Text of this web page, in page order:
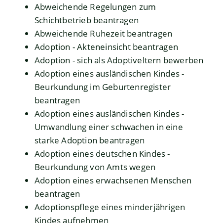
Abweichende Regelungen zum
Schichtbetrieb beantragen
Abweichende Ruhezeit beantragen
Adoption - Akteneinsicht beantragen
Adoption - sich als Adoptiveltern bewerben
Adoption eines ausländischen Kindes -
Beurkundung im Geburtenregister
beantragen
Adoption eines ausländischen Kindes -
Umwandlung einer schwachen in eine
starke Adoption beantragen
Adoption eines deutschen Kindes -
Beurkundung von Amts wegen
Adoption eines erwachsenen Menschen
beantragen
Adoptionspflege eines minderjährigen
Kindes aufnehmen